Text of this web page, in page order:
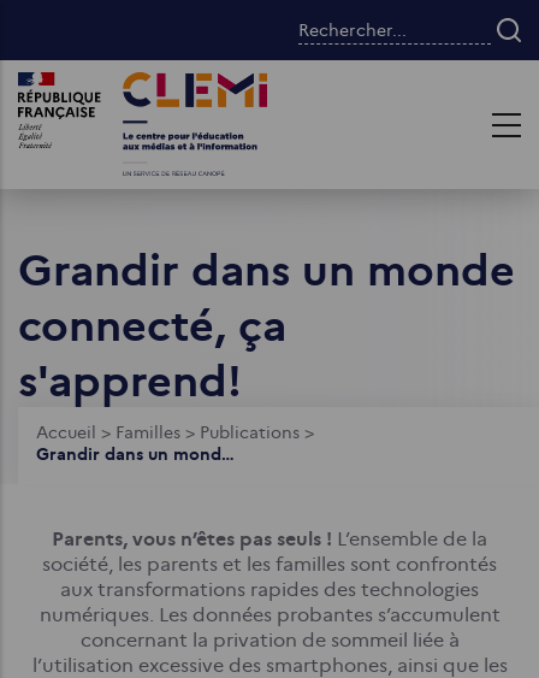
contenu
principal
Rechercher...
Images Images
Grandir dans un monde
connecté, ça
s'apprend!
Fil
Accueil > Familles > Publications >
Grandir dans un monde connecté, ça s'apprend!
Parents, vous n’êtes pas seuls ! L’ensemble de la
société, les parents et les familles sont confrontés
aux transformations rapides des technologies
numériques. Les données probantes s’accumulent
concernant la privation de sommeil liée à
l’utilisation excessive des smartphones, ainsi que les